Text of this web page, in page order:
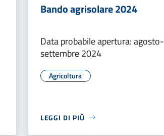
Bando agrisolare 2024
Data probabile apertura: agosto-
settembre 2024
Agricoltura
LEGGI DI PIÙ